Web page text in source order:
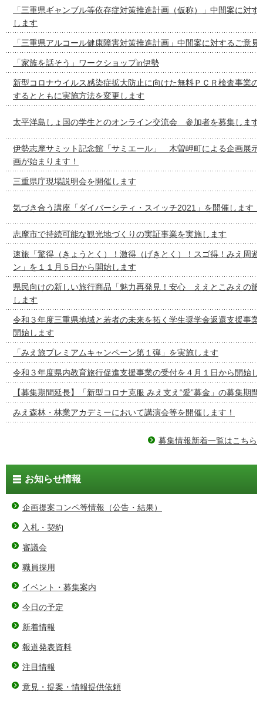
「三重県ギャンブル等依存症対策推進計画（仮称）」中間案に対
します
「三重県アルコール健康障害対策推進計画」中間案に対するご意見
「家族を話そう」ワークショップin伊勢
新型コロナウイルス感染症拡大防止に向けた無料ＰＣＲ検査事業の
するとともに実施方法を変更します
太平洋島しょ国の学生とのオンライン交流会 参加者を募集します
伊勢志摩サミット記念館「サミエール」 木曽岬町による企画展示
画が始まります！
三重県庁現場説明会を開催します
気づき合う講座「ダイバーシティ・スイッチ2021」を開催します！
志摩市で持続可能な観光地づくりの実証事業を実施します
速旅「驚得（きょうとく）！激得（げきとく）！スゴ得！みえ周遊
ン」を１１月５日から開始します
県民向けの新しい旅行商品「魅力再発見！安心 ええとこみえの旅
します
令和３年度三重県地域と若者の未来を拓く学生奨学金返還支援事業
開始します
「みえ旅プレミアムキャンペーン第１弾」を実施します
令和３年度県内教育旅行促進支援事業の受付を４月１日から開始し
【募集期間延長】「新型コロナ克服 みえ支え“愛”募金」の募集期
みえ森林・林業アカデミーにおいて講演会等を開催します！
募集情報新着一覧はこちら
お知らせ情報
企画提案コンペ等情報（公告・結果）
入札・契約
審議会
職員採用
イベント・募集案内
今日の予定
新着情報
報道発表資料
注目情報
意見・提案・情報提供依頼